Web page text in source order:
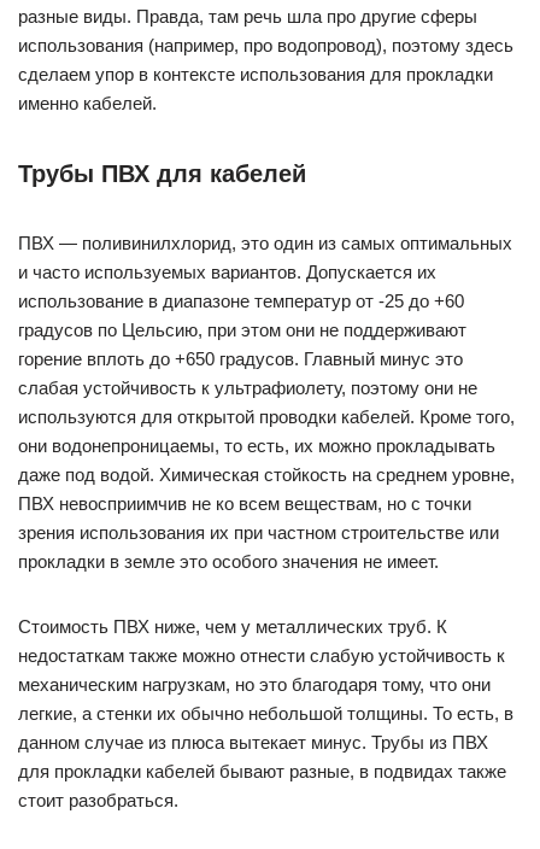
разные виды. Правда, там речь шла про другие сферы
использования (например, про водопровод), поэтому здесь
сделаем упор в контексте использования для прокладки
именно кабелей.
Трубы ПВХ для кабелей
ПВХ — поливинилхлорид, это один из самых оптимальных
и часто используемых вариантов. Допускается их
использование в диапазоне температур от -25 до +60
градусов по Цельсию, при этом они не поддерживают
горение вплоть до +650 градусов. Главный минус это
слабая устойчивость к ультрафиолету, поэтому они не
используются для открытой проводки кабелей. Кроме того,
они водонепроницаемы, то есть, их можно прокладывать
даже под водой. Химическая стойкость на среднем уровне,
ПВХ невосприимчив не ко всем веществам, но с точки
зрения использования их при частном строительстве или
прокладки в земле это особого значения не имеет.
Стоимость ПВХ ниже, чем у металлических труб. К
недостаткам также можно отнести слабую устойчивость к
механическим нагрузкам, но это благодаря тому, что они
легкие, а стенки их обычно небольшой толщины. То есть, в
данном случае из плюса вытекает минус. Трубы из ПВХ
для прокладки кабелей бывают разные, в подвидах также
стоит разобраться.